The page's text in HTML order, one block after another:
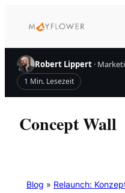
Inhalt
Robert Lippert ·
1 Min. Lesezeit
Concept Wall
Blog » Relaunch: